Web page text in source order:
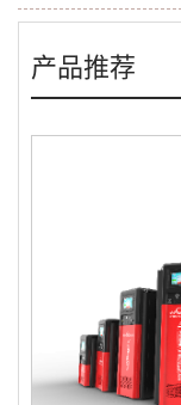
产品推荐